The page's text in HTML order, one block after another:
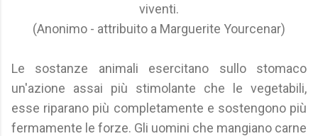
viventi.
(Anonimo - attribuito a Marguerite Yourcenar)
Le sostanze animali esercitano sullo stomaco
un'azione assai più stimolante che le vegetabili,
esse riparano più completamente e sostengono più
fermamente le forze. Gli uomini che mangiano carne